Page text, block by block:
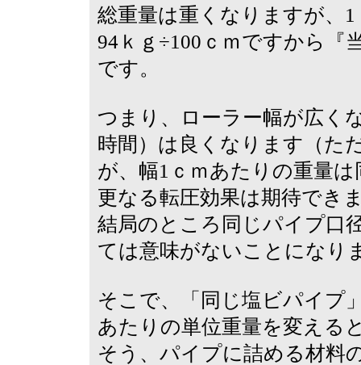
総重量は重くなりますが、
94ｋｇ÷100ｃｍですから『
です。
つまり、ローラー幅が広く
時間）は良くなります（た
が、幅1ｃｍあたりの重量
更なる転圧効果は期待でき
結局のところ同じパイプ口
ては意味がないことになり
そこで、「同じ塩ビパイプ
あたりの単位重量を変える
そう、パイプに詰める材料